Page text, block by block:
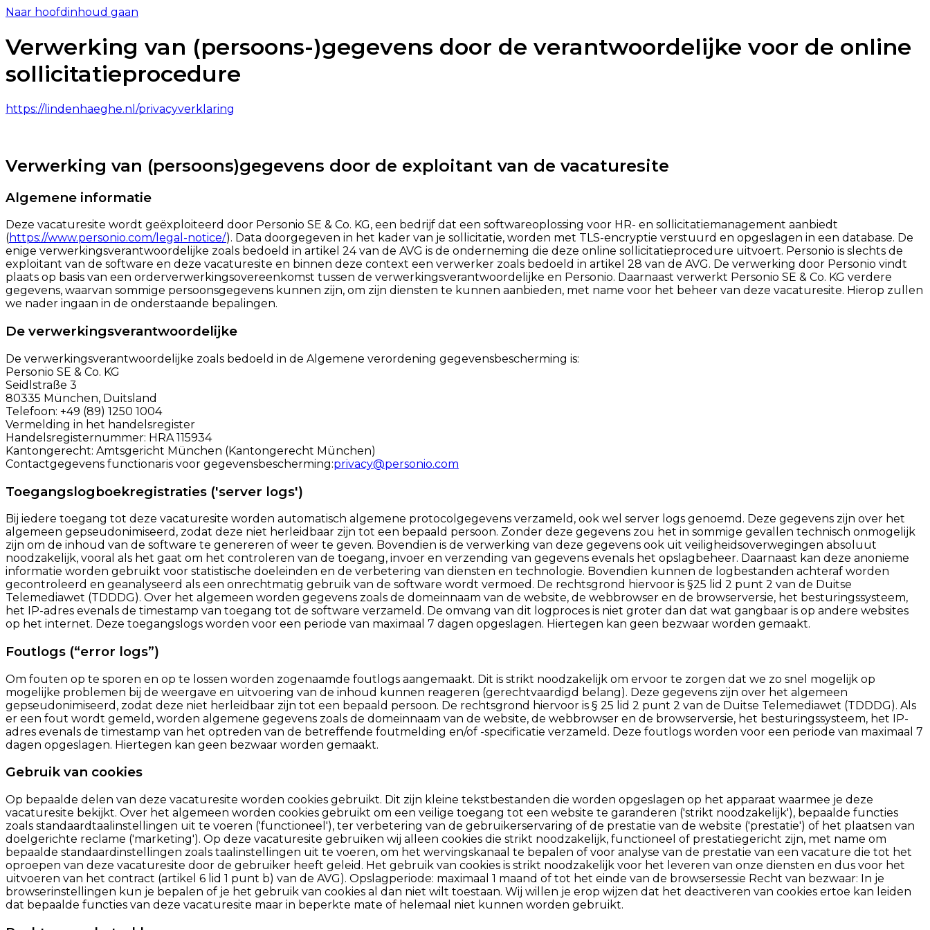
Naar hoofdinhoud gaan
Verwerking van (persoons-)gegevens door de verantwoordelijke voor de online
sollicitatieprocedure
https://lindenhaeghe.nl/privacyverklaring
Verwerking van (persoons)gegevens door de exploitant van de vacaturesite
Algemene informatie
Deze vacaturesite wordt geëxploiteerd door Personio SE & Co. KG, een bedrijf dat een softwareoplossing voor HR- en sollicitatiemanagement aanbiedt
(https://www.personio.com/legal-notice/). Data doorgegeven in het kader van je sollicitatie, worden met TLS-encryptie verstuurd en opgeslagen in een database. De
enige verwerkingsverantwoordelijke zoals bedoeld in artikel 24 van de AVG is de onderneming die deze online sollicitatieprocedure uitvoert. Personio is slechts de
exploitant van de software en deze vacaturesite en binnen deze context een verwerker zoals bedoeld in artikel 28 van de AVG. De verwerking door Personio vindt
plaats op basis van een orderverwerkingsovereenkomst tussen de verwerkingsverantwoordelijke en Personio. Daarnaast verwerkt Personio SE & Co. KG verdere
gegevens, waarvan sommige persoonsgegevens kunnen zijn, om zijn diensten te kunnen aanbieden, met name voor het beheer van deze vacaturesite. Hierop zullen
we nader ingaan in de onderstaande bepalingen.
De verwerkingsverantwoordelijke
De verwerkingsverantwoordelijke zoals bedoeld in de Algemene verordening gegevensbescherming is:
Personio SE & Co. KG
Seidlstraße 3
80335 München, Duitsland
Telefoon: +49 (89) 1250 1004
Vermelding in het handelsregister
Handelsregisternummer: HRA 115934
Kantongerecht: Amtsgericht München (Kantongerecht München)
Contactgegevens functionaris voor gegevensbescherming:privacy@personio.com
Toegangslogboekregistraties ('server logs')
Bij iedere toegang tot deze vacaturesite worden automatisch algemene protocolgegevens verzameld, ook wel server logs genoemd. Deze gegevens zijn over het
algemeen gepseudonimiseerd, zodat deze niet herleidbaar zijn tot een bepaald persoon. Zonder deze gegevens zou het in sommige gevallen technisch onmogelijk
zijn om de inhoud van de software te genereren of weer te geven. Bovendien is de verwerking van deze gegevens ook uit veiligheidsoverwegingen absoluut
noodzakelijk, vooral als het gaat om het controleren van de toegang, invoer en verzending van gegevens evenals het opslagbeheer. Daarnaast kan deze anonieme
informatie worden gebruikt voor statistische doeleinden en de verbetering van diensten en technologie. Bovendien kunnen de logbestanden achteraf worden
gecontroleerd en geanalyseerd als een onrechtmatig gebruik van de software wordt vermoed. De rechtsgrond hiervoor is §25 lid 2 punt 2 van de Duitse
Telemediawet (TDDDG). Over het algemeen worden gegevens zoals de domeinnaam van de website, de webbrowser en de browserversie, het besturingssysteem,
het IP-adres evenals de timestamp van toegang tot de software verzameld. De omvang van dit logproces is niet groter dan dat wat gangbaar is op andere websites
op het internet. Deze toegangslogs worden voor een periode van maximaal 7 dagen opgeslagen. Hiertegen kan geen bezwaar worden gemaakt.
Foutlogs (“error logs”)
Om fouten op te sporen en op te lossen worden zogenaamde foutlogs aangemaakt. Dit is strikt noodzakelijk om ervoor te zorgen dat we zo snel mogelijk op
mogelijke problemen bij de weergave en uitvoering van de inhoud kunnen reageren (gerechtvaardigd belang). Deze gegevens zijn over het algemeen
gepseudonimiseerd, zodat deze niet herleidbaar zijn tot een bepaald persoon. De rechtsgrond hiervoor is § 25 lid 2 punt 2 van de Duitse Telemediawet (TDDDG). Als
er een fout wordt gemeld, worden algemene gegevens zoals de domeinnaam van de website, de webbrowser en de browserversie, het besturingssysteem, het IP-
adres evenals de timestamp van het optreden van de betreffende foutmelding en/of -specificatie verzameld. Deze foutlogs worden voor een periode van maximaal 7
dagen opgeslagen. Hiertegen kan geen bezwaar worden gemaakt.
Gebruik van cookies
Op bepaalde delen van deze vacaturesite worden cookies gebruikt. Dit zijn kleine tekstbestanden die worden opgeslagen op het apparaat waarmee je deze
vacaturesite bekijkt. Over het algemeen worden cookies gebruikt om een veilige toegang tot een website te garanderen ('strikt noodzakelijk'), bepaalde functies
zoals standaardtaalinstellingen uit te voeren ('functioneel'), ter verbetering van de gebruikerservaring of de prestatie van de website ('prestatie') of het plaatsen van
doelgerichte reclame ('marketing'). Op deze vacaturesite gebruiken wij alleen cookies die strikt noodzakelijk, functioneel of prestatiegericht zijn, met name om
bepaalde standaardinstellingen zoals taalinstellingen uit te voeren, om het wervingskanaal te bepalen of voor analyse van de prestatie van een vacature die tot het
oproepen van deze vacaturesite door de gebruiker heeft geleid. Het gebruik van cookies is strikt noodzakelijk voor het leveren van onze diensten en dus voor het
uitvoeren van het contract (artikel 6 lid 1 punt b) van de AVG). Opslagperiode: maximaal 1 maand of tot het einde van de browsersessie Recht van bezwaar: In je
browserinstellingen kun je bepalen of je het gebruik van cookies al dan niet wilt toestaan. Wij willen je erop wijzen dat het deactiveren van cookies ertoe kan leiden
dat bepaalde functies van deze vacaturesite maar in beperkte mate of helemaal niet kunnen worden gebruikt.